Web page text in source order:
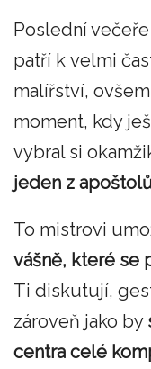
Poslední
patří k velmi
malířství,
moment, kdy
vybral si
jeden z
To mistrovi
vášně, které se
Ti diskutují,
zároveň jako by
centra celé